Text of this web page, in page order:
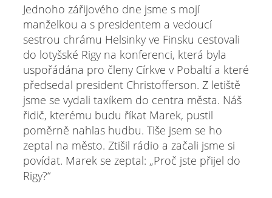
Jednoho zářijového dne jsme s mojí
manželkou a s presidentem a vedoucí
sestrou chrámu Helsinky ve Finsku cestovali
do lotyšské Rigy na konferenci, která byla
uspořádána pro členy Církve v Pobaltí a které
předsedal president Christofferson. Z letiště
jsme se vydali taxíkem do centra města. Náš
řidič, kterému budu říkat Marek, pustil
poměrně nahlas hudbu. Tiše jsem se ho
zeptal na město. Ztišil rádio a začali jsme si
povídat. Marek se zeptal: „Proč jste přijel do
Rigy?“